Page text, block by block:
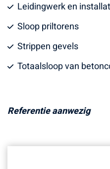
Leidingwerk en
Sloop priltorens
Strippen gevels
Totaalsloop van
Referentie aanwezig